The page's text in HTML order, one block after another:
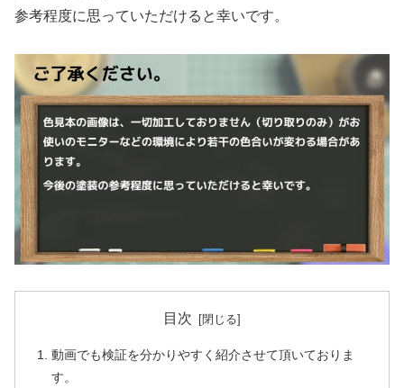
参考程度に思っていただけると幸いです。
目次
動画でも検証を分かりやすく紹介させて頂いておりま
す。